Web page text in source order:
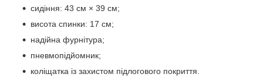
сидіння: 43 см × 39 см;
висота спинки: 17 см;
надійна фурнітура;
пневмопідйомник;
коліщатка із захистом підлогового покриття.